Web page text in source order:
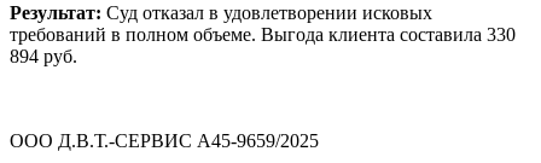
Результат: Суд отказал в удовлетворении исковых
требований в полном объеме. Выгода клиента составила 330
894 руб.
ООО Д.В.Т.-СЕРВИС А45-9659/2025